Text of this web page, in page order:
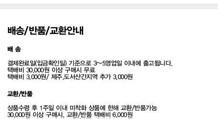
배송/반품/교환안내
배 송
결제완료일(입금확인일) 기준으로 3~5영업일 이내에 출고됩니다.
택배비 30,000원 이상 구매시 무료
택배비 3,000원/ 제주,도서산간지역 추가 3,000원
교환/반품
상품수령 후 1주일 이내 미착화 상품에 한해 교환/반품가능
30,000원 이상 구매시, 교환/반품 택배비 6,000원